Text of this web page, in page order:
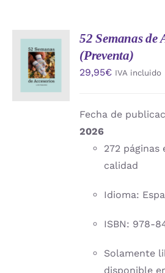
AL
CARRITO
/
DETALLES
52 Semanas de
(Preventa)
29,95€ IVA incluido
Fecha de
2026
272 páginas
calidad
Idioma:
ISBN: 978-
Solamente
disponible